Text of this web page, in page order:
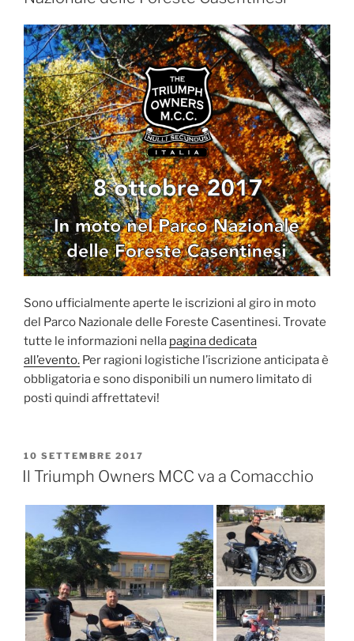
Sono ufficialmente aperte le iscrizioni al giro in moto
del Parco Nazionale delle Foreste Casentinesi. Trovate
tutte le informazioni nella pagina dedicata
all’evento. Per ragioni logistiche l’iscrizione anticipata è
obbligatoria e sono disponibili un numero limitato di
posti quindi affrettatevi!
PUBBLICATO
IL
10 SETTEMBRE 2017
Il Triumph Owners MCC va a Comacchio